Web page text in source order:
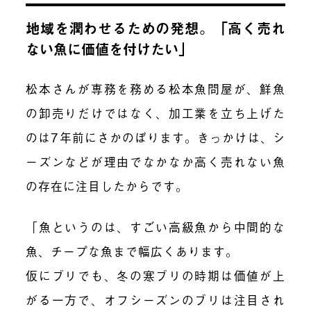
地域を潤わせるための発想。「高く売れ
ない魚に価値を付けたい」
松本さんが専務を務める松本魚問屋が、鮮魚
の卸売りだけではなく、加工業を立ち上げた
のは7年前にさかのぼります。きっかけは、シ
ーズンなどが理由でなかなか高く売れない魚
の存在に注目したからです。
「魚というのは、すごい高級魚から中間的な
魚、チープな魚まで幅広くあります。
仮にブリでも、冬の寒ブリの時期は価値が上
がる一方で、オフシーズンのブリは注目され